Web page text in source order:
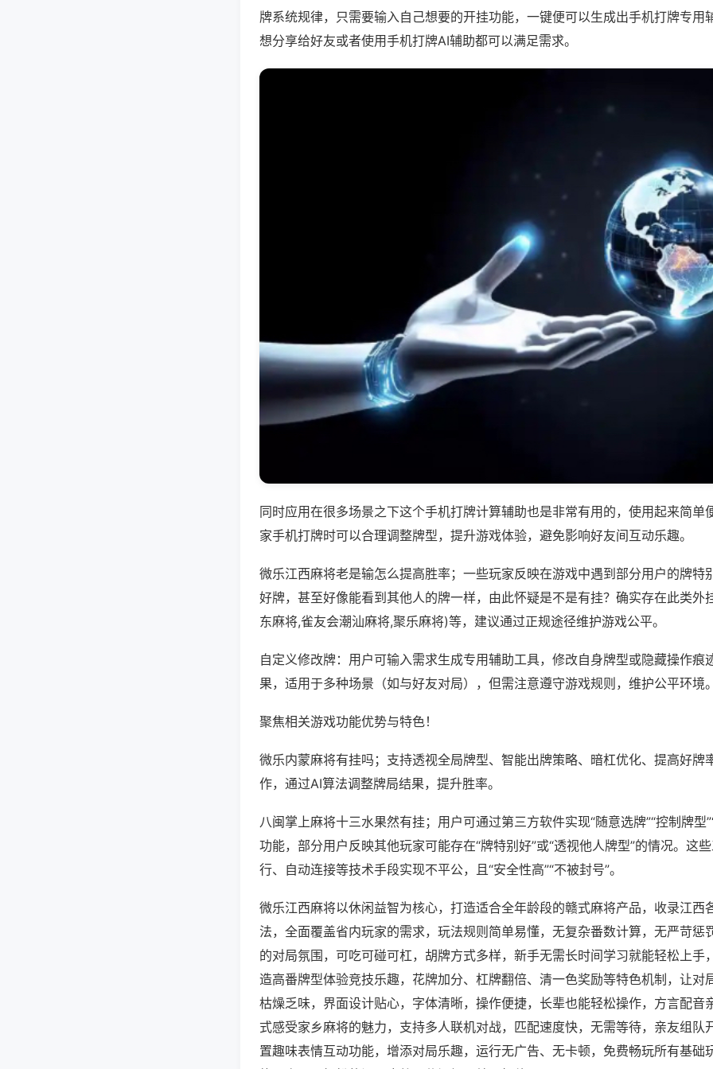
牌系统规律，只需要输入自己想要的开挂功能，一键便可以生成出手机打牌专用
想分享给好友或者使用手机打牌AI辅助都可以满足需求。
同时应用在很多场景之下这个手机打牌计算辅助也是非常有用的，使用起来简单
家手机打牌时可以合理调整牌型，提升游戏体验，避免影响好友间互动乐趣。
微乐江西麻将老是输怎么提高胜率；一些玩家反映在游戏中遇到部分用户的牌特
好牌，甚至好像能看到其他人的牌一样，由此怀疑是不是有挂？确实存在此类外
东麻将,雀友会潮汕麻将,聚乐麻将)等，建议通过正规途径维护游戏公平。
自定义修改牌：用户可输入需求生成专用辅助工具，修改自身牌型或隐藏操作痕
果，适用于多种场景（如与好友对局），但需注意遵守游戏规则，维护公平环境
聚焦相关游戏功能优势与特色！
微乐内蒙麻将有挂吗；支持透视全局牌型、智能出牌策略、暗杠优化、提高好牌
作，通过AI算法调整牌局结果，提升胜率。
八闽掌上麻将十三水果然有挂；用户可通过第三方软件实现“随意选牌”“控制牌型
功能，部分用户反映其他玩家可能存在“牌特别好”或“透视他人牌型”的情况。这
行、自动连接等技术手段实现不平公，且“安全性高”“不被封号”。
微乐江西麻将以休闲益智为核心，打造适合全年龄段的赣式麻将产品，收录江西
法，全面覆盖省内玩家的需求，玩法规则简单易懂，无复杂番数计算，无严苛惩
的对局氛围，可吃可碰可杠，胡牌方式多样，新手无需长时间学习就能轻松上手
造高番牌型体验竞技乐趣，花牌加分、杠牌翻倍、清一色奖励等特色机制，让对
枯燥乏味，界面设计贴心，字体清晰，操作便捷，长辈也能轻松操作，方言配音
式感受家乡麻将的魅力，支持多人联机对战，匹配速度快，无需等待，亲友组队
置趣味表情互动功能，增添对局乐趣，运行无广告、无卡顿，免费畅玩所有基础